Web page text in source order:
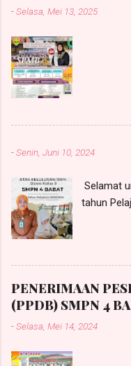
-Selasa, Mei 13, 2025
-Senin, Juni 10, 2024
Selamat
tahun
PENERIMAAN
(PPDB) SMPN 4
-Selasa, Mei 14, 2024